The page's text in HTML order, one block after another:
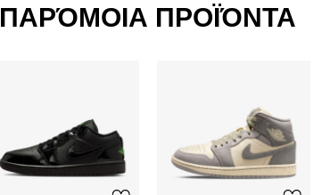
ΠΑΡΌΜΟΙΑ ΠΡΟΪΌΝΤΑ